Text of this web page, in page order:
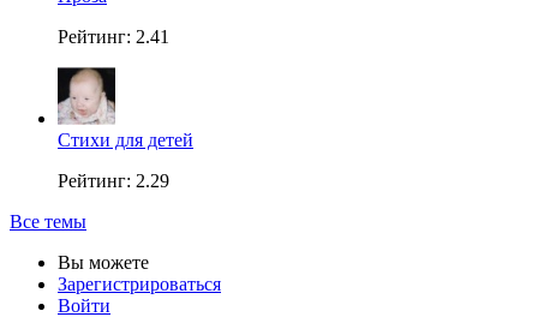
Рейтинг: 2.41
Стихи для детей
Рейтинг: 2.29
Все темы
Вы можете
Зарегистрироваться
Войти